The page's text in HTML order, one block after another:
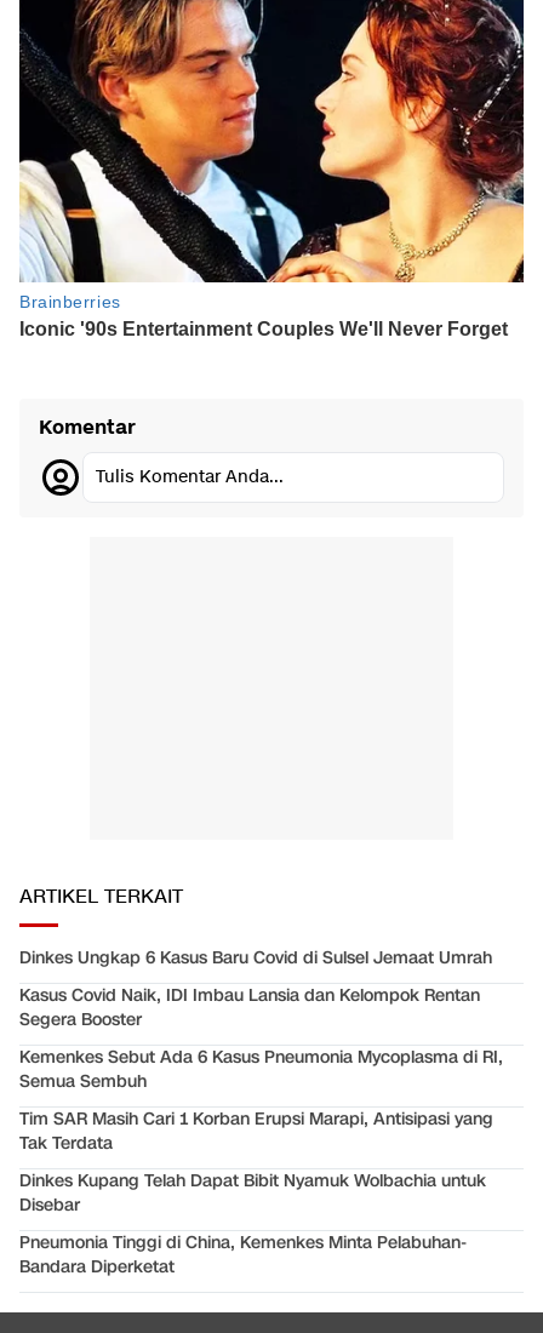
Komentar
Tulis Komentar Anda...
ARTIKEL TERKAIT
Dinkes Ungkap 6 Kasus Baru Covid di Sulsel Jemaat Umrah
Kasus Covid Naik, IDI Imbau Lansia dan Kelompok Rentan
Segera Booster
Kemenkes Sebut Ada 6 Kasus Pneumonia Mycoplasma di RI,
Semua Sembuh
Tim SAR Masih Cari 1 Korban Erupsi Marapi, Antisipasi yang
Tak Terdata
Dinkes Kupang Telah Dapat Bibit Nyamuk Wolbachia untuk
Disebar
Pneumonia Tinggi di China, Kemenkes Minta Pelabuhan-
Bandara Diperketat